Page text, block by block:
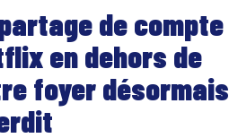
de compte
en dehors de
foyer désormais